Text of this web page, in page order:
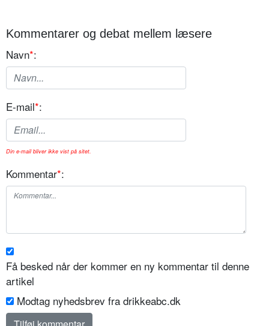
Kommentarer og debat mellem læsere
Navn*:
E-mail*:
Din e-mail bliver ikke vist på sitet.
Kommentar*:
Få besked når der kommer en ny kommentar til denne
artikel
Modtag nyhedsbrev fra drikkeabc.dk